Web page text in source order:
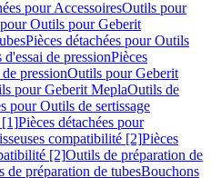
pour AccessoiresOutils pour
pour Outils pour Geberit
Pièces détachées pour Outils
de pressionPièces
pressionOutils pour Geberit
pour Geberit MeplaOutils de
pour Outils de sertissage
[1]Pièces détachées pour
compatibilité [2]Pièces
[2]Outils de préparation de
de préparation de tubesBouchons